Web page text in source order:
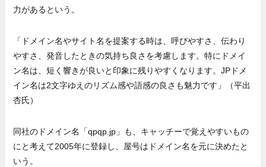
力があるという。
「ドメイン名やサイト名を提案する時は、呼びやすさ、伝わり
やすさ、発音したときの気持ち良さを考慮します。特にドメイ
ン名は、短く響きが良いと印象に残りやすくなります。JPドメ
イン名は2文字ゆえのリズム感や語感の良さも魅力です」（平出
杏氏）
同社のドメイン名「qpqp.jp」も、キャッチーで覚えやすいもの
にと考えて2005年に登録し、屋号はドメイン名を元に決めたと
いう。